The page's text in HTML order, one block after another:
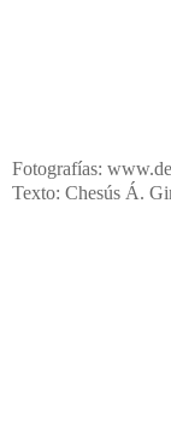
Fotografías:
Texto: Chesús Á.